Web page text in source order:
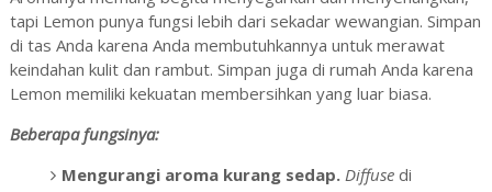
tapi Lemon punya fungsi lebih dari sekadar wewangian. Simpan
di tas Anda karena Anda membutuhkannya untuk merawat
keindahan kulit dan rambut. Simpan juga di rumah Anda karena
Lemon memiliki kekuatan membersihkan yang luar biasa.
Beberapa fungsinya:
Mengurangi aroma kurang sedap. Diffuse di